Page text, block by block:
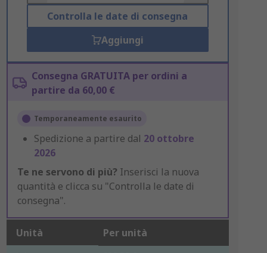
Controlla le date di consegna
Aggiungi
Consegna GRATUITA per ordini a
partire da 60,00 €
Temporaneamente esaurito
Spedizione a partire dal 20 ottobre
2026
Te ne servono di più? Inserisci la nuova
quantità e clicca su "Controlla le date di
consegna".
Unità Per unità